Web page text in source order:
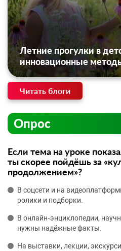
Летние прогулки в
инновационные
Читать блоги
Опрос
Если тема на уроке
ты скорее пойдёшь за
продолжением»?
В соцсети и на
ролики и подборки.
В онлайн‑энциклопедии,
нужны надёжные факты.
На выставки, лекции,